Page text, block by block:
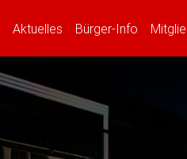
Aktuelles (current)
Bürger-Info (current)